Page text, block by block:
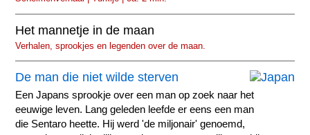
Het mannetje in de maan
Verhalen, sprookjes en legenden over de maan.
De man die niet wilde sterven
Een Japans sprookje over een man op zoek naar het
eeuwige leven. Lang geleden leefde er eens een man
die Sentaro heette. Hij werd 'de miljonair' genoemd,